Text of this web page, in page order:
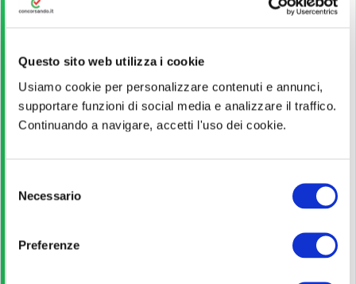
Questo sito web utilizza i cookie
Usiamo cookie per personalizzare contenuti e annunci,
supportare funzioni di social media e analizzare il traffico.
Continuando a navigare, accetti l'uso dei cookie.
Necessario
Preferenze
VEDI ALTRI CONCORSI DELLO STESSO ENTE
Titolo di Studio
Diploma
Scopri di più
Bando di concorso